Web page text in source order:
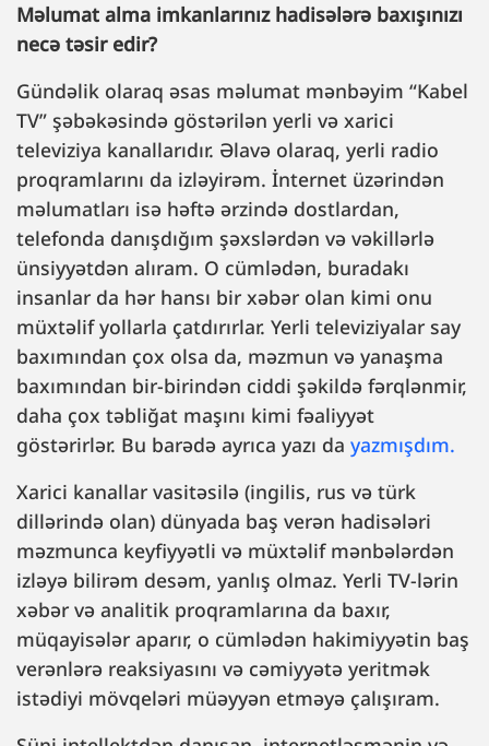
Məlumat alma imkanlarınız hadisələrə baxışınızı
necə təsir edir?
Gündəlik olaraq əsas məlumat mənbəyim “Kabel
TV” şəbəkəsində göstərilən yerli və xarici
televiziya kanallarıdır. Əlavə olaraq, yerli radio
proqramlarını da izləyirəm. İnternet üzərindən
məlumatları isə həftə ərzində dostlardan,
telefonda danışdığım şəxslərdən və vəkillərlə
ünsiyyətdən alıram. O cümlədən, buradakı
insanlar da hər hansı bir xəbər olan kimi onu
müxtəlif yollarla çatdırırlar. Yerli televiziyalar say
baxımından çox olsa da, məzmun və yanaşma
baxımından bir-birindən ciddi şəkildə fərqlənmir,
daha çox təbliğat maşını kimi fəaliyyət
göstərirlər. Bu barədə ayrıca yazı da yazmışdım.
Xarici kanallar vasitəsilə (ingilis, rus və türk
dillərində olan) dünyada baş verən hadisələri
məzmunca keyfiyyətli və müxtəlif mənbələrdən
izləyə bilirəm desəm, yanlış olmaz. Yerli TV-lərin
xəbər və analitik proqramlarına da baxır,
müqayisələr aparır, o cümlədən hakimiyyətin baş
verənlərə reaksiyasını və cəmiyyətə yeritmək
istədiyi mövqeləri müəyyən etməyə çalışıram.